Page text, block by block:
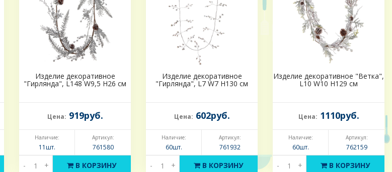
Изделие декоративное
"Гирлянда", L148 W9,5 H26 см
Цена: 919руб.
Наличие:
11шт.
Артикул:
761580
- + В КОРЗИНУ
Изделие декоративное
"Гирлянда", L7 W7 H130 см
Цена: 602руб.
Наличие:
60шт.
Артикул:
761932
- + В КОРЗИНУ
Изделие декоративное "Ветка",
L10 W10 H129 см
Цена: 1110руб.
Наличие:
60шт.
Артикул:
762159
- + В КОРЗИНУ